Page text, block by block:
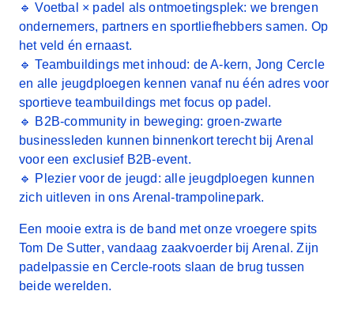
🔹 Voetbal × padel als ontmoetingsplek: we brengen
ondernemers, partners en sportliefhebbers samen. Op
het veld én ernaast.
🔹Teambuildings met inhoud: de A-kern, Jong Cercle
en alle jeugdploegen kennen vanaf nu één adres voor
sportieve teambuildings met focus op padel.
🔹 B2B-community in beweging: groen-zwarte
businessleden kunnen binnenkort terecht bij Arenal
voor een exclusief B2B-event.
🔹 Plezier voor de jeugd: alle jeugdploegen kunnen
zich uitleven in onsArenal-trampolinepark.
Een mooie extra is de band met onze vroegere spits
Tom De Sutter, vandaag zaakvoerder bij Arenal. Zijn
padelpassie en Cercle-roots slaan de brug tussen
beide werelden.